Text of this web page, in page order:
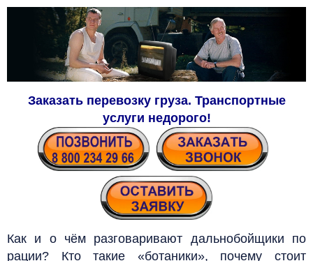
Заказать перевозку груза. Транспортные
услуги недорого!
Как и о чём разговаривают дальнобойщики по
рации? Кто такие «ботаники», почему стоит